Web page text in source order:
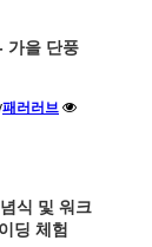
가을 단풍
패러러브
식 및 워크
딩 체험